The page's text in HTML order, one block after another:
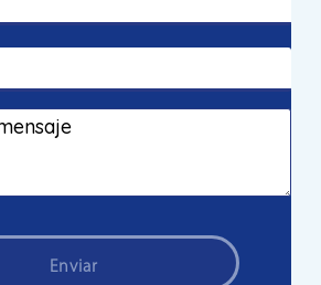
Enviar